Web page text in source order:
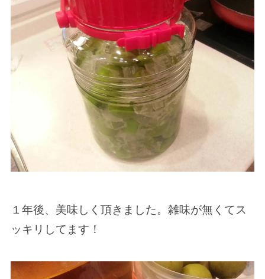
１年後、美味しく頂きました。雑味が無くてス
ッキリしてます！